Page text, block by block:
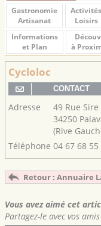
Gastronomie
Artisanat
Activités
Loisirs
Informations
et Plan
à
Cycloloc
Adresse
49 Rue
34250
(Rive
Téléphone 04 67 68 55
Retour : Annuaire
Vous avez aimé cet
Partagez-le avec vos